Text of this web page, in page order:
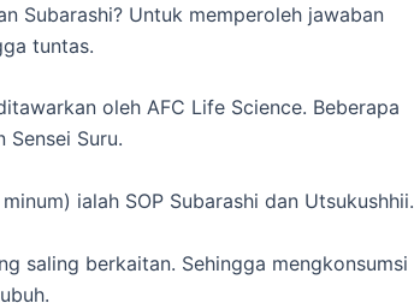
Subarashi? Untuk memperoleh jawaban
tuntas.
oleh AFC Life Science. Beberapa
Sensei Suru.
ialah SOP Subarashi dan Utsukushhii.
saling berkaitan. Sehingga mengkonsumsi